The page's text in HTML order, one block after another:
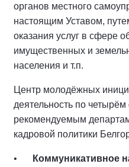
органов местного
настоящим Уставом,
оказания услуг в сфере
имущественных и
населения и т.п.
Центр молодёжных
деятельность по
рекомендуемым
кадровой политики
Коммуникативное